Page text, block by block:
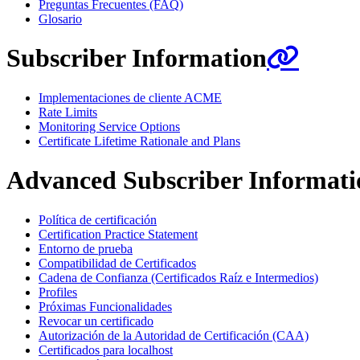
Preguntas Frecuentes (FAQ)
Glosario
Subscriber Information
Implementaciones de cliente ACME
Rate Limits
Monitoring Service Options
Certificate Lifetime Rationale and Plans
Advanced Subscriber
Política de certificación
Certification Practice Statement
Entorno de prueba
Compatibilidad de Certificados
Cadena de Confianza (Certificados Raíz e Intermedios)
Profiles
Próximas Funcionalidades
Revocar un certificado
Autorización de la Autoridad de Certificación (CAA)
Certificados para localhost